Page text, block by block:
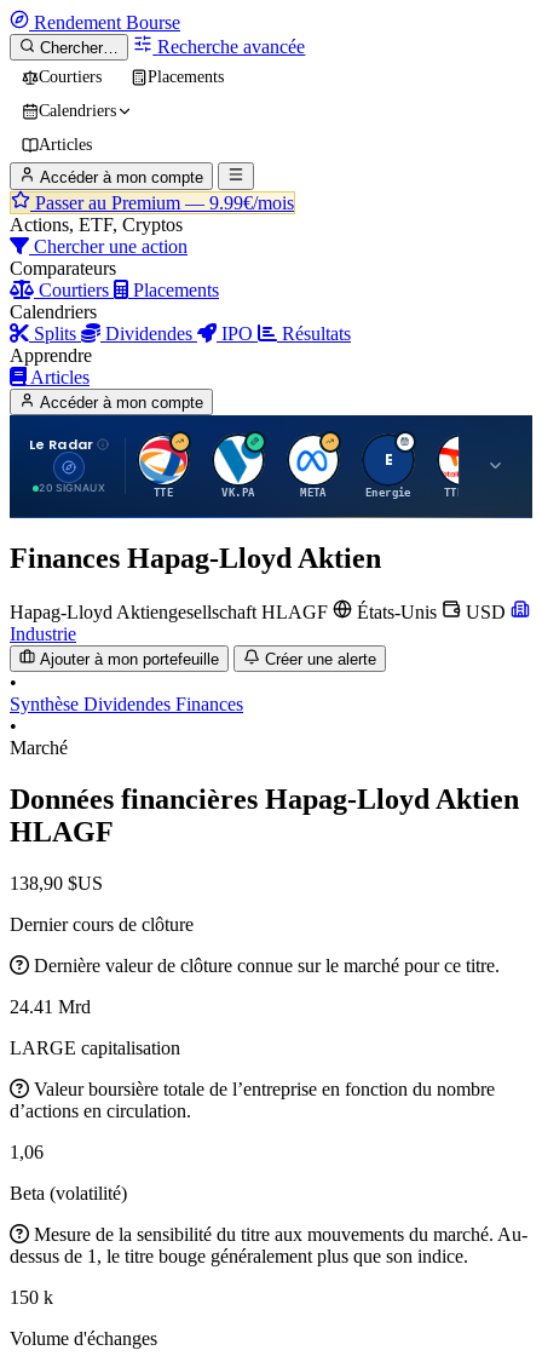
Rendement Bourse
Chercher… Recherche avancée
Courtiers
Placements
Calendriers
Articles
Accéder à mon compte
Passer au Premium — 9.99€/mois
Actions, ETF, Cryptos
Chercher une action
Comparateurs
Courtiers
Placements
Calendriers
Splits
Dividendes IPO
Résultats
Apprendre
Articles
Accéder à mon compte
Le Radar
20 SIGNAUX
T
TTE
V
VK.PA
M
META
E
Energie
T
TTE.PA
Finances Hapag-Lloyd Aktien
Hapag-Lloyd Aktiengesellschaft HLAGF États-Unis
USD
Industrie
Ajouter à mon portefeuille Créer une alerte
•
Synthèse Dividendes Finances
•
Marché
Données financières Hapag-Lloyd Aktien
HLAGF
138,90 $US
Dernier cours de clôture
Dernière valeur de clôture connue sur le marché pour ce titre.
24.41 Mrd
LARGE capitalisation
Valeur boursière totale de l’entreprise en fonction du nombre
d’actions en circulation.
1,06
Beta (volatilité)
Mesure de la sensibilité du titre aux mouvements du marché. Au-
dessus de 1, le titre bouge généralement plus que son indice.
150 k
Volume d'échanges